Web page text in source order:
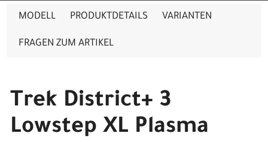
MODELL PRODUKTDETAILS VARIANTEN
FRAGEN ZUM ARTIKEL
Trek District+ 3
Lowstep XL Plasma